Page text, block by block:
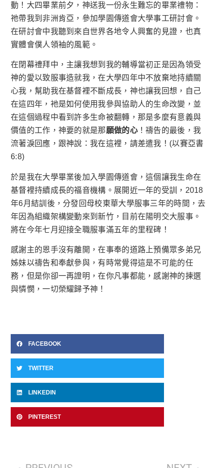
動！大四畢業前夕，神送我一份永生難忘的畢業禮物：
祂帶我到非洲肯亞，參加學園傳道會大學事工研討會。
在研討會中我聽到來自世界各地令人興奮的見證，也真
實體會僕人領袖的風範。
在閉幕禮拜中，主讓我想到我的輔導當初正是因為領受
神的愛以致服事造就我，在大學四年中不放棄地持續關
心我，幫助我在基督裡不斷成長，神也讓我回想，自己
在這四年，衪是如何使用我參與協助人的生命改變，並
在這個過程中看到許多生命被翻轉，那是多麼有意義與
價值的工作，神要的就是那願做的心！禱告的最後，我
流著淚回應，跟神說：我在這裡，請差遣我！(以賽亞書
6:8)
於是我在大學畢業後加入學園傳道會，這個讓我生命在
基督裡持續成長的福音機構。展開近一年的受訓，2018
年6月結訓後，分發回母校東華大學服事三年的時間，去
年因為組織架構變動來到新竹，目前在陽明交大服事。
將在今年七月迎接全職服事滿五年的里程碑！
感謝主的恩手沒有離開，在事奉的道路上預備眾多弟兄
姊妹以禱告和奉獻參與，有時常覺得這是不可能的任
務，但是你卻一再證明，在你凡事都能，感謝神的揀選
與憐憫，一切榮耀歸予神！
FACEBOOK
TWITTER
LINKEDIN
PINTEREST